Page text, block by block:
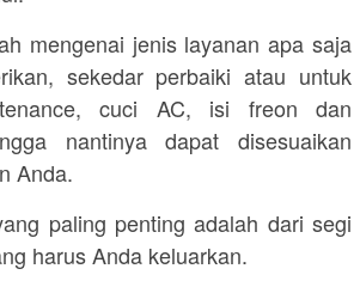
mengenai jenis layanan apa saja
sekedar perbaiki atau untuk
cuci AC, isi freon dan
nantinya dapat disesuaikan
Anda.
paling penting adalah dari segi
harus Anda keluarkan.